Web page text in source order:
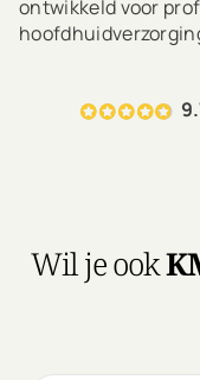
ontwikkeld voor
Wil je ook